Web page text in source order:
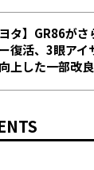
ヨタ】GR86が
復活、3眼ア
上した一部改